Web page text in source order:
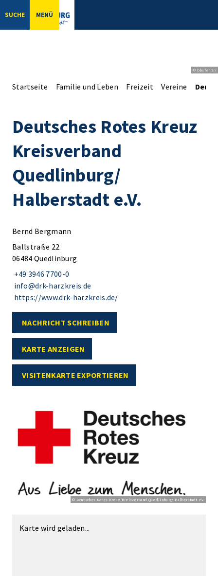
SUCHE MENÜ
© bbsferrari
Startseite Familie und Leben Freizeit Vereine
Deutsches Rotes Kreuz
Kreisverband
Quedlinburg/
Halberstadt e.V.
Bernd Bergmann
Ballstraße 22
06484 Quedlinburg
+49 3946 7700-0
info@drk-harzkreis.de
https://www.drk-harzkreis.de/
NACHRICHT SCHREIBEN
KARTE ANZEIGEN
VISITENKARTE EXPORTIEREN
© Deutsches Rotes Kreuz Kreisverband Quedlinburg/ Halberstadt e.V.
Karte wird geladen...